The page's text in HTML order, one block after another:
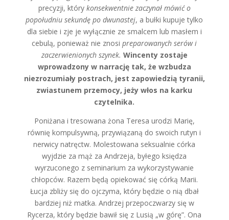
precyzji, który konsekwentnie zaczynał mówić o
popołudniu sekundę po dwunastej, a bułki kupuje tylko
dla siebie i zje je wyłącznie ze smalcem lub masłem i
cebulą, ponieważ nie znosipreparowanych serów i
zaczerwienionych szynek. Wincenty zostaje
wprowadzony w narrację tak, że wzbudza
niezrozumiały postrach, jest zapowiedzią tyranii,
zwiastunem przemocy, jeży włos na karku
czytelnika.
Poniżana i tresowana żona Teresa urodzi Marię,
równię kompulsywną, przywiązaną do swoich rutyn i
nerwicy natręctw. Molestowana seksualnie córka
wyjdzie za mąż za Andrzeja, byłego księdza
wyrzuconego z seminarium za wykorzystywanie
chłopców. Razem będą opiekować się córką Marii.
Łucja zbliży się do ojczyma, który będzie o nią dbał
bardziej niż matka. Andrzej przepoczwarzy się w
Rycerza, który będzie bawił się z Lusią „w górę”. Ona